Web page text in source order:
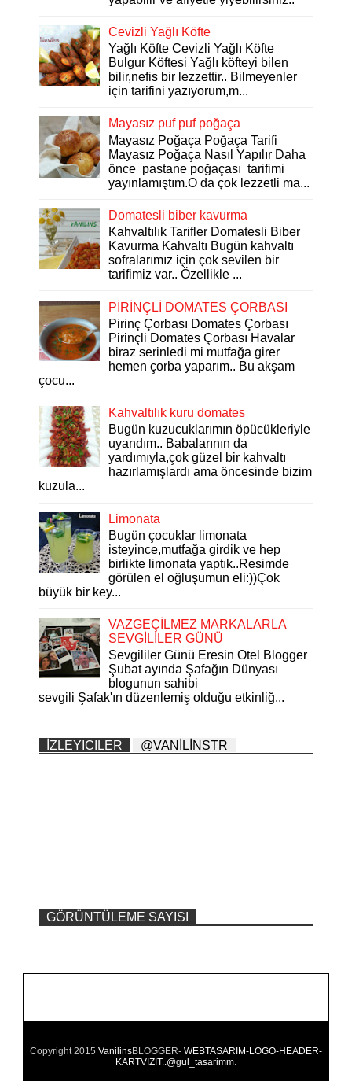
Cevizli Yağlı Köfte
Yağlı Köfte Cevizli Yağlı Köfte
Bulgur Köftesi Yağlı köfteyi bilen
bilir,nefis bir lezzettir.. Bilmeyenler
için tarifini yazıyorum,m...
Mayasız puf puf poğaça
Mayasız Poğaça Poğaça Tarifi
Mayasız Poğaça Nasıl Yapılır Daha
önce pastane poğaçası tarifimi
yayınlamıştım.O da çok lezzetli ma...
Domatesli biber kavurma
Kahvaltılık Tarifler Domatesli Biber
Kavurma Kahvaltı Bugün kahvaltı
sofralarımız için çok sevilen bir
tarifimiz var.. Özellikle ...
PİRİNÇLİ DOMATES ÇORBASI
Pirinç Çorbası Domates Çorbası
Pirinçli Domates Çorbası Havalar
biraz serinledi mi mutfağa girer
hemen çorba yaparım.. Bu akşam
çocu...
Kahvaltılık kuru domates
Bugün kuzucuklarımın öpücükleriyle
uyandım.. Babalarının da
yardımıyla,çok güzel bir kahvaltı
hazırlamışlardı ama öncesinde bizim
kuzula...
Limonata
Bugün çocuklar limonata
isteyince,mutfağa girdik ve hep
birlikte limonata yaptık..Resimde
görülen el oğluşumun eli:))Çok
büyük bir key...
VAZGEÇİLMEZ MARKALARLA
SEVGİLİLER GÜNÜ
Sevgililer Günü Eresin Otel Blogger
Şubat ayında Şafağın Dünyası
blogunun sahibi
sevgili Şafak'ın düzenlemiş olduğu etkinliğ...
İZLEYICILER @VANİLİNSTR
GÖRÜNTÜLEME SAYISI
Copyright 2015 VanilinsBLOGGER- WEBTASARIM-LOGO-HEADER-
KARTVİZİT..@gul_tasarimm